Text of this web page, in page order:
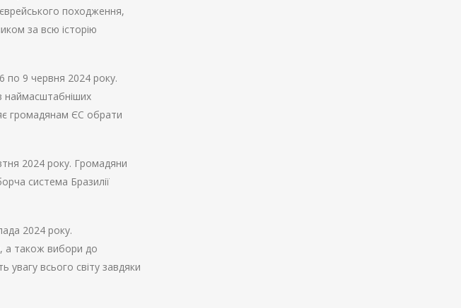
походження,
за всю історію
по 9 червня 2024 року.
наймасштабніших
громадянам ЄС обрати
2024 року. Громадяни
система Бразилії
2024 року.
а також вибори до
всього світу завдяки